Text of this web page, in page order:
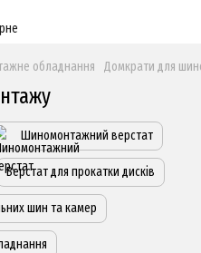
обладнання Домкрати для
Шиномонтажний верстат
Верстат для прокатки дисків
шин та камер